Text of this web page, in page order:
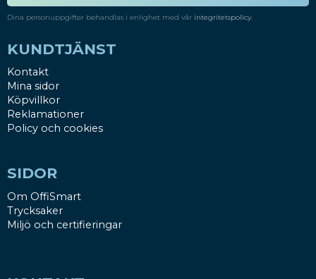
Dina personuppgifter behandlas i enlighet med vår integritetspolicy.
KUNDTJÄNST
Kontakt
Mina sidor
Köpvillkor
Reklamationer
Policy och cookies
SIDOR
Om OffiSmart
Trycksaker
Miljö och certifieringar